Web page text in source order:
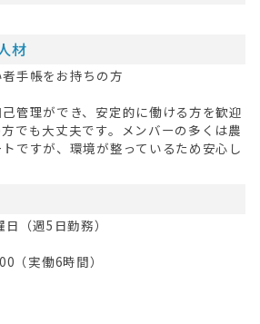
材
手帳をお持ちの方
管理ができ、安定的に働ける方を歓迎
でも大丈夫です。メンバーの多くは農
ですが、環境が整っているため安心し
（週5日勤務）
（実働6時間）